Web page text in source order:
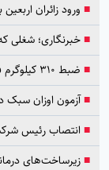
■ ورود زائران
■خبرنگاری؛
■ ضبط ۳۱۰ کیلوگرم فرآورده خام دامی غیربهداشتی در ایلام
■آزمون اوزان سبک
■ انتصاب رئیس
■زیرساخت‌های